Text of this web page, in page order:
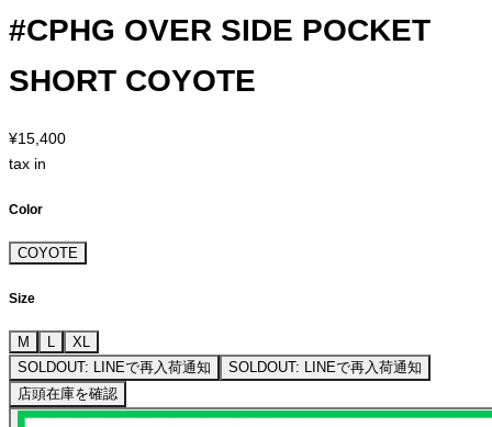
#CPHG OVER SIDE POCKET
SHORT COYOTE
¥15,400
tax in
Color
COYOTE
Size
M L
XL
SOLDOUT: LINEで再入荷通知
SOLDOUT: LINEで再入荷通知
店頭在庫を確認